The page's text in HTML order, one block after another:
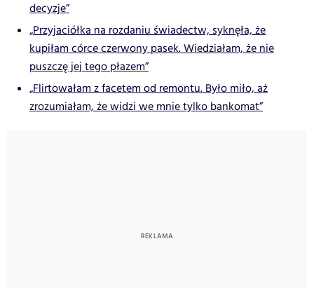
decyzje”
„Przyjaciółka na rozdaniu świadectw, syknęła, że
kupiłam córce czerwony pasek. Wiedziałam, że nie
puszczę jej tego płazem”
„Flirtowałam z facetem od remontu. Było miło, aż
zrozumiałam, że widzi we mnie tylko bankomat”